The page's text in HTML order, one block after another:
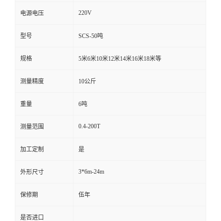
电源电压 220V
型号 SCS-50吨
规格 5米6米10米12米14米16米18米等
测量精度 10公斤
重量 6吨
测量范围 0.4-200T
加工定制 是
外形尺寸 3*6m-24m
保修期 伍年
是否进口